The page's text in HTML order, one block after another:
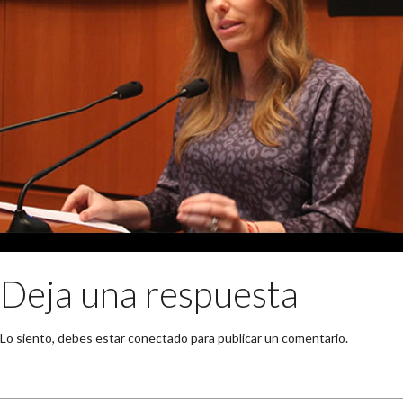
Deja una respuesta
Lo siento, debes estarconectado para publicar un comentario.